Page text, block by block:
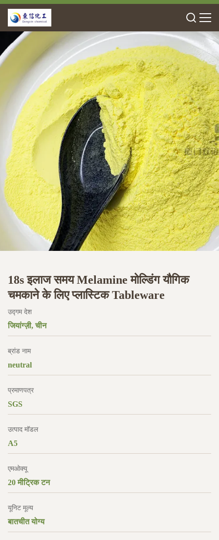
18s इलाज समय Melamine मोल्डिंग यौगिक
चमकाने के लिए प्लास्टिक Tableware
उद्गम देश
जियांग्ज़ी, चीन
ब्रांड नाम
neutral
प्रमाणपत्र
SGS
उत्पाद मॉडल
A5
एमओक्यू
20 मीट्रिक टन
यूनिट मूल्य
बातचीत योग्य